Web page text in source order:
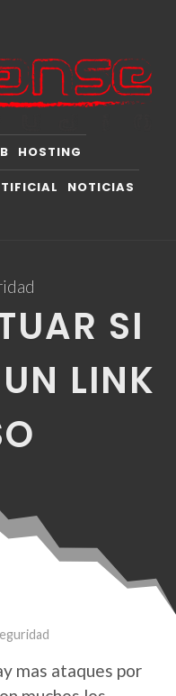
HOSTING
NOTICIAS
SI
LINK
mas ataques por